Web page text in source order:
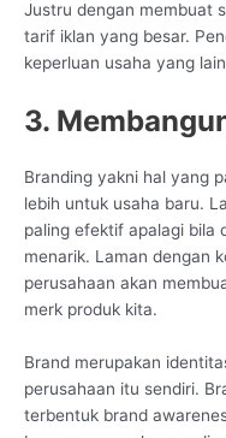
Justru dengan membuat
tarif iklan yang besar.
keperluan usaha yang
3.
Branding yakni hal yang
lebih untuk usaha baru.
paling efektif apalagi bila
menarik. Laman dengan
perusahaan akan
merk produk kita.
Brand merupakan
perusahaan itu sendiri.
terbentuk brand